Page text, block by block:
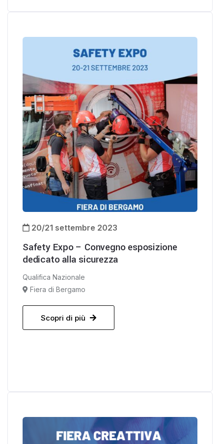
20/21 settembre 2023
Safety Expo – Convegno esposizione
dedicato alla sicurezza
Qualifica Nazionale
Fiera di Bergamo
Scopri di più